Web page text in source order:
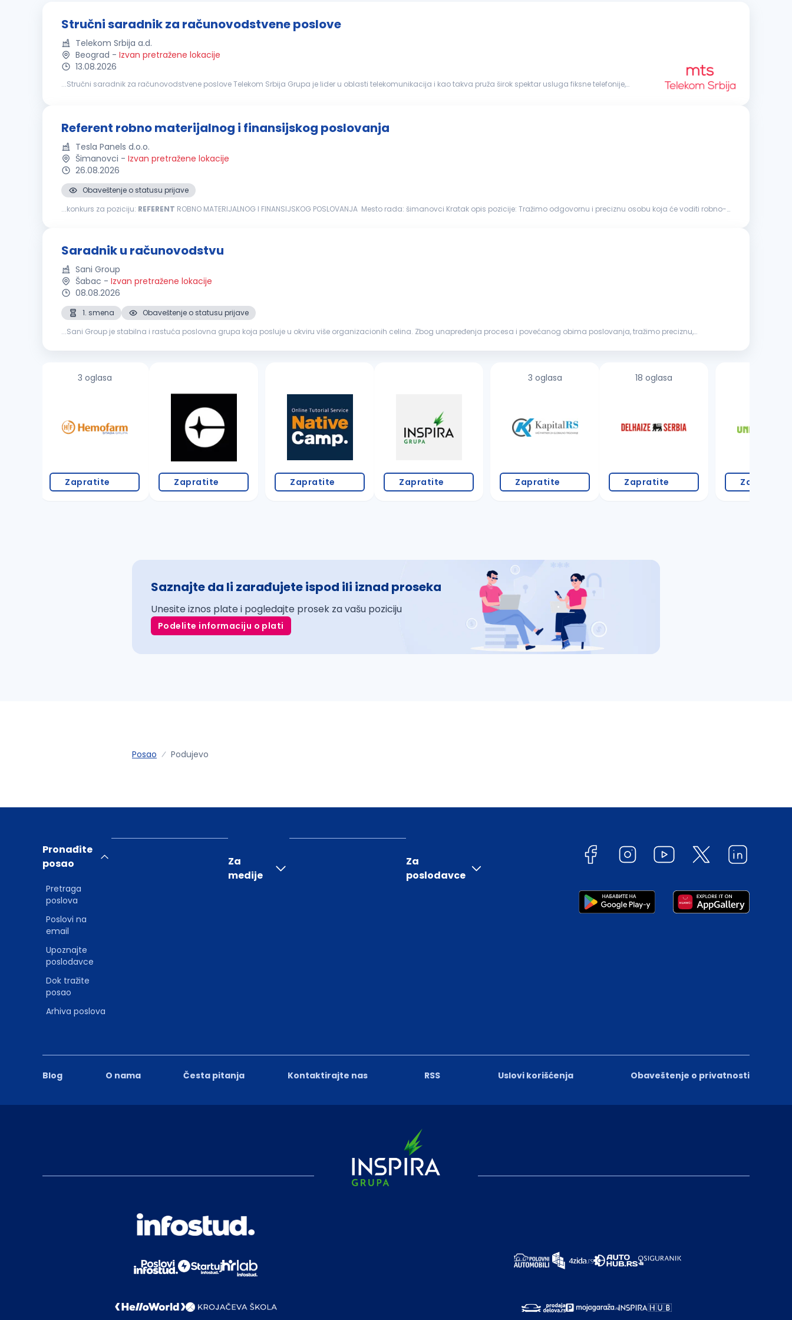
Stručni saradnik za računovodstvene poslove
Telekom Srbija a.d.
Beograd - Izvan pretražene lokacije
13.08.2026
...Stručni saradnik za računovodstvene poslove Telekom Srbija Grupa je lider u oblasti telekomunikacija i kao takva pruža širok spektar usluga fiksne telefonije,
Referent robno materijalnog i finansijskog poslovanja
Tesla Panels d.o.o.
Šimanovci - Izvan pretražene lokacije
26.08.2026
Obaveštenje o statusu prijave
...konkurs za poziciju: REFERENT ROBNO MATERIJALNOG I FINANSIJSKOG POSLOVANJA Mesto rada: šimanovci Kratak opis pozicije: Tražimo odgovornu i preciznu osobu koja će voditi robno-
Saradnik u računovodstvu
Sani Group
Šabac - Izvan pretražene lokacije
08.08.2026
1. smena
Obaveštenje o statusu prijave
...Sani Group je stabilna i rastuća poslovna grupa koja posluje u okviru više organizacionih celina. Zbog unapređenja procesa i povećanog obima poslovanja, tražimo preciznu,
3 oglasa
Zapratite Zapratite Zapratite Zapratite
3 oglasa
Zapratite
18 oglasa
Zapratite Zapratite
Saznajte da li zarađujete ispod ili iznad proseka
Unesite iznos plate i pogledajte prosek za vašu poziciju
Podelite informaciju o plati
Posao Podujevo
Blog O nama Česta pitanja Kontaktirajte nas RSS Uslovi korišćenja Obaveštenje o privatnosti
Pronađite
posao
Pretraga
poslova
Poslovi na
email
Upoznajte
poslodavce
Dok tražite
posao
Arhiva poslova
Za
medije
Za
poslodavce